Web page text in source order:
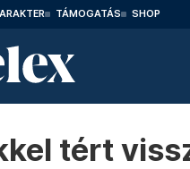
TÁMOGATÁS SHOP
tért